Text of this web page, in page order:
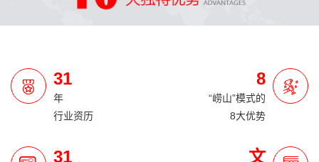
31
年
行业资历
8
“崂山”模式的
8大优势
31 文